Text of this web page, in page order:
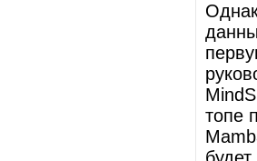
топе